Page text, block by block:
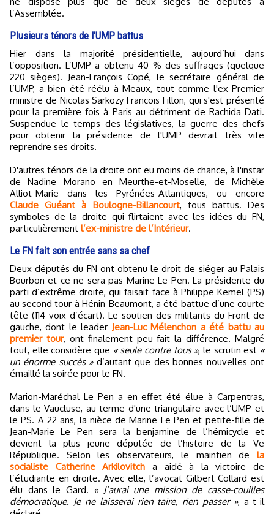
l’Assemblée.
Plusieurs ténors de l’UMP battus
Hier dans la majorité présidentielle, aujourd’hui dans
l’opposition. L’UMP a obtenu 40 % des suffrages (quelque
220 sièges). Jean-François Copé, le secrétaire général de
l’UMP, a bien été réélu à Meaux, tout comme l'ex-Premier
ministre de Nicolas Sarkozy François Fillon, qui s'est présenté
pour la première fois à Paris au détriment de Rachida Dati.
Suspendue le temps des législatives, la guerre des chefs
pour obtenir la présidence de l'UMP devrait très vite
reprendre ses droits.
D'autres ténors de la droite ont eu moins de chance, à l'instar
de Nadine Morano en Meurthe-et-Moselle, de Michèle
Alliot-Marie dans les Pyrénées-Atlantiques, ou encore
Claude Guéant à Boulogne-Billancourt, tous battus. Des
symboles de la droite qui flirtaient avec les idées du FN,
particulièrement l’ex-ministre de l’Intérieur.
Le FN fait son entrée sans sa chef
Deux députés du FN ont obtenu le droit de siéger au Palais
Bourbon et ce ne sera pas Marine Le Pen. La présidente du
parti d’extrême droite, qui faisait face à Philippe Kemel (PS)
au second tour à Hénin-Beaumont, a été battue d’une courte
tête (114 voix d’écart). Le soutien des militants du Front de
gauche, dont le leaderJean-Luc Mélenchon a été battu au
premier tour, ont finalement peu fait la différence. Malgré
tout, elle considère que « seule contre tous », le scrutin est «
un énorme succès »d’autant que des bonnes nouvelles ont
émaillé la soirée pour le FN.
Marion-Maréchal Le Pen a en effet été élue à Carpentras,
dans le Vaucluse, au terme d'une triangulaire avec l’UMP et
le PS. A 22 ans, la nièce de Marine Le Pen et petite-fille de
Jean-Marie Le Pen sera la benjamine de l’hémicycle et
devient la plus jeune députée de l’histoire de la Ve
République. Selon les observateurs, le maintien de la
socialiste Catherine Arkilovitch a aidé à la victoire de
l’étudiante en droite. Avec elle, l’avocat Gilbert Collard est
élu dans le Gard. « J’aurai une mission de casse-couilles
démocratique. Je ne laisserai rien taire, rien passer », a-t-il